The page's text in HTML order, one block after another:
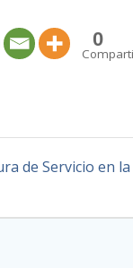
0
de Servicio en